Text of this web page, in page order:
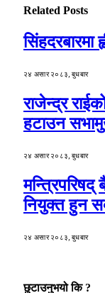
Related Posts
सिंहदरबारमा
२४ असार २०८३, बुधबार
राजेन्द्र
हटाउन
२४ असार २०८३, बुधबार
नियुक्त हुन
२४ असार २०८३, बुधबार
छुटाउनुभयो कि ?